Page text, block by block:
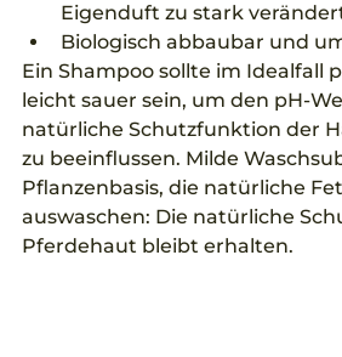
Eigenduft zu stark
Biologisch abbaubar und
Ein Shampoo sollte im Idealfall
leicht sauer sein, um den pH-
natürliche Schutzfunktion der
zu beeinflussen. Milde
Pflanzenbasis, die natürliche
auswaschen: Die natürliche
Pferdehaut bleibt erhalten.